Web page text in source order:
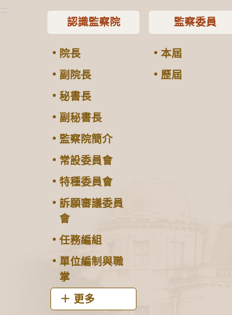
:::
認識監察院
院長
副院長
秘書長
副秘書長
監察院簡介
常設委員會
特種委員會
訴願審議委員
會
任務編組
單位編制與職
掌
更多
監察委員
本屆
歷屆